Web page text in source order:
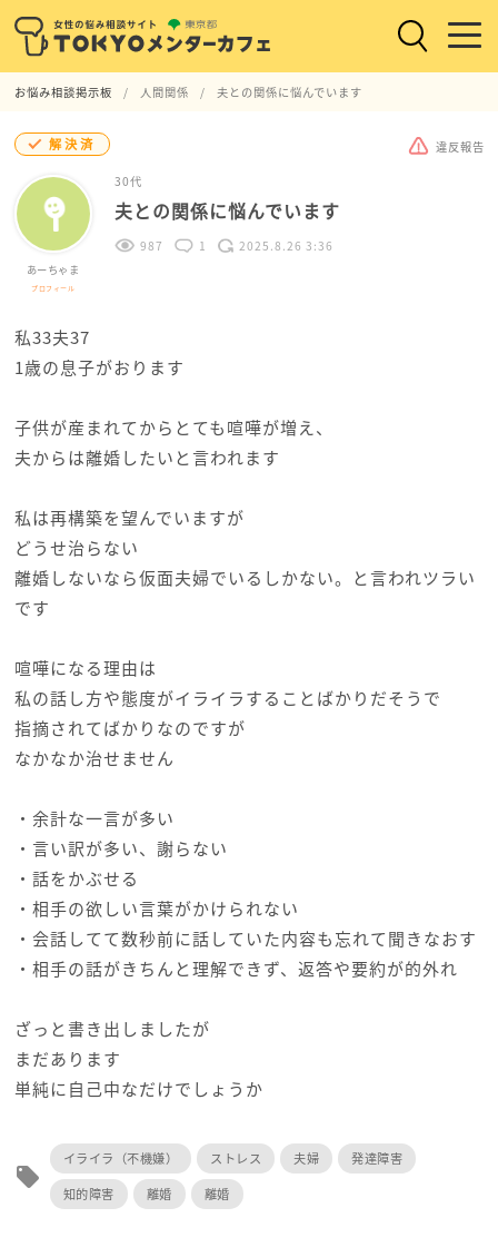
お悩み相談掲示板 人間関係 夫との関係に悩んでいます
解決済 違反報告
あーちゃま
プロフィール
30代
夫との関係に悩んでいます
987 1 2025.8.26 3:36
私33夫37
1歳の息子がおります
子供が産まれてからとても喧嘩が増え、
夫からは離婚したいと言われます
私は再構築を望んでいますが
どうせ治らない
離婚しないなら仮面夫婦でいるしかない。と言われツラい
です
喧嘩になる理由は
私の話し方や態度がイライラすることばかりだそうで
指摘されてばかりなのですが
なかなか治せません
・余計な一言が多い
・言い訳が多い、謝らない
・話をかぶせる
・相手の欲しい言葉がかけられない
・会話してて数秒前に話していた内容も忘れて聞きなおす
・相手の話がきちんと理解できず、返答や要約が的外れ
ざっと書き出しましたが
まだあります
単純に自己中なだけでしょうか
local_offer
イライラ（不機嫌） ストレス 夫婦
発達障害
知的障害
離婚 離婚